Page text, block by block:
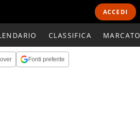
ACCEDI
CLASSIFICA
Fonti preferite